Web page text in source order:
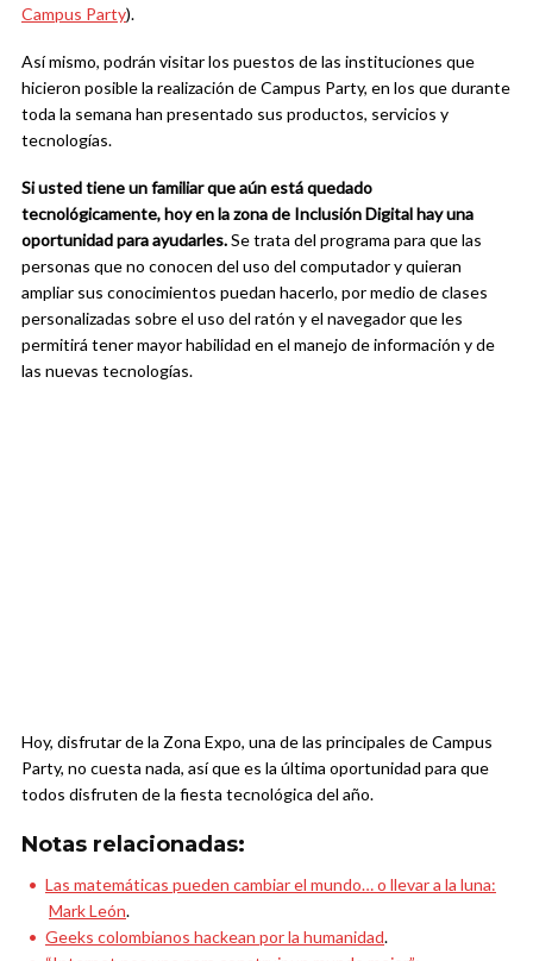
Campus Party).
Así mismo, podrán visitar los puestos de las instituciones que
hicieron posible la realización de Campus Party, en los que durante
toda la semana han presentado sus productos, servicios y
tecnologías.
Si usted tiene un familiar que aún está quedado
tecnológicamente, hoy en la zona de Inclusión Digital hay una
oportunidad para ayudarles.Se trata del programa para que las
personas que no conocen del uso del computador y quieran
ampliar sus conocimientos puedan hacerlo, por medio de clases
personalizadas sobre el uso del ratón y el navegador que les
permitirá tener mayor habilidad en el manejo de información y de
las nuevas tecnologías.
Hoy, disfrutar de la Zona Expo, una de las principales de Campus
Party, no cuesta nada, así que es la última oportunidad para que
todos disfruten de la fiesta tecnológica del año.
Notas relacionadas:
Las matemáticas pueden cambiar el mundo… o llevar a la luna:
Mark León.
Geeks colombianos hackean por la humanidad.